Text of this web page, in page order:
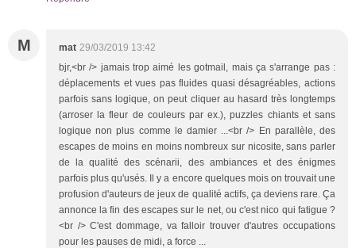
M mat 29/03/2019 13:42
bjr,<br /> jamais trop aimé les gotmail, mais ça s'arrange pas :
déplacements et vues pas fluides quasi désagréables, actions
parfois sans logique, on peut cliquer au hasard très longtemps
(arroser la fleur de couleurs par ex.), puzzles chiants et sans
logique non plus comme le damier ...<br /> En parallèle, des
escapes de moins en moins nombreux sur nicosite, sans parler
de la qualité des scénarii, des ambiances et des énigmes
parfois plus qu'usés. Il y a encore quelques mois on trouvait une
profusion d'auteurs de jeux de qualité actifs, ça deviens rare. Ça
annonce la fin des escapes sur le net, ou c'est nico qui fatigue ?
<br /> C'est dommage, va falloir trouver d'autres occupations
pour les pauses de midi, a force ...